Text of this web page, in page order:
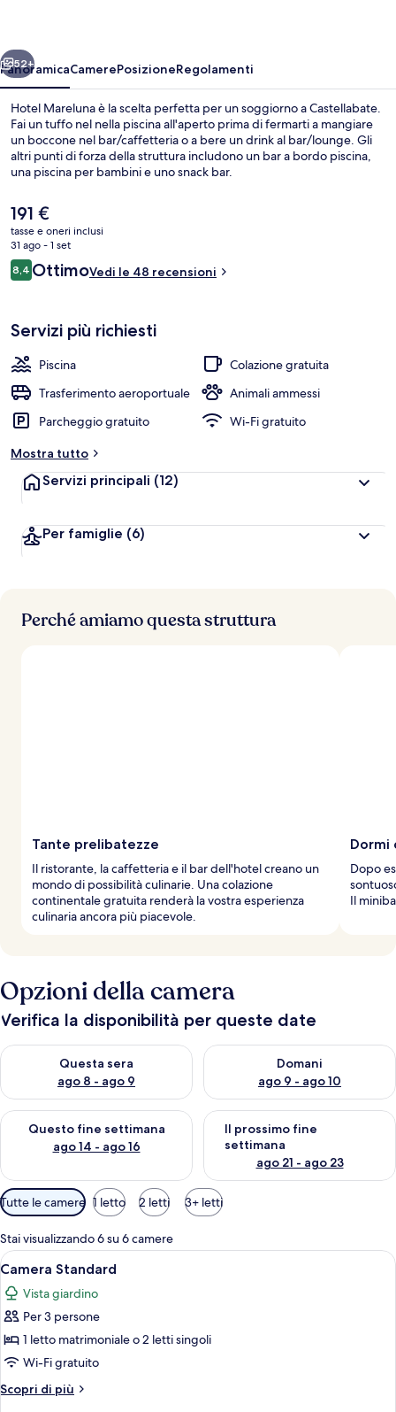
Avanti
52+
PanoramicaCamerePosizioneRegolamenti
Hotel Mareluna è la scelta perfetta per un soggiorno a Castellabate.
Fai un tuffo nel nella piscina all'aperto prima di fermarti a mangiare
un boccone nel bar/caffetteria o a bere un drink al bar/lounge. Gli
altri punti di forza della struttura includono un bar a bordo piscina,
una piscina per bambini e uno snack bar.
Il
prezzo
attuale
è
191 €
191 €
tasse e oneri inclusi
31 ago - 1 set
Recensioni
8,48,4 su 10
OttimoVedi le 48 recensioni
Servizi più richiesti
Piscina
Colazione gratuita
Trasferimento aeroportuale
Animali ammessi
Parcheggio gratuito
Wi-Fi gratuito
Mostra tutto
Servizi principali (12)
Per famiglie (6)
Perché amiamo questa struttura
Tante prelibatezze
Il ristorante, la caffetteria e il bar dell'hotel creano un
mondo di possibilità culinarie. Una colazione
continentale gratuita renderà la vostra esperienza
culinaria ancora più piacevole.
Dormi
Dopo
Il
Opzioni della camera
Verifica la disponibilità per queste date
Questa sera
ago 8 - ago 9
Verifica la disponibilità per questa sera, ago 8 - ago 9
Domani
ago 9 - ago 10
Verifica la disponibilità per
Questo fine settimana
ago 14 - ago 16
Verifica la disponibilità per questo fine settimana, ago 14 -
Il prossimo fine
settimana
ago 21 - ago 23
Verifica la disponibilità per il
Filtri
disponibili
per
le
camere
Tutte le camere 1 letto 2 letti 3+ letti
Stai visualizzando 6 su 6 camere
Apri
tutte
le
foto
per
Camera
Standard
Una camera d'albergo con letto,
5
Camera Standard
Vista giardino
Per 3 persone
1 letto matrimoniale o 2 letti singoli
Wi-Fi gratuito
Scopri di più
Altri